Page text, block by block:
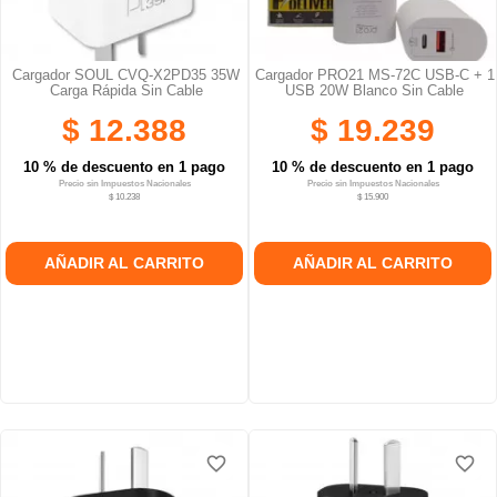
Cargador SOUL CVQ-X2PD35 35W
Carga Rápida Sin Cable
$ 12.388
10 % de descuento en 1 pago
Precio sin Impuestos Nacionales
$ 10.238
AÑADIR AL CARRITO
Cargador PRO21 MS-72C USB-C + 1
USB 20W Blanco Sin Cable
$ 19.239
10 % de descuento en 1 pago
Precio sin Impuestos Nacionales
$ 15.900
AÑADIR AL CARRITO
favorite_border
favorite_border
favorite_border favorite_border
favorite_border
favorite_border